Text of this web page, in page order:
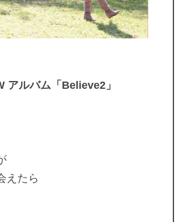
アルバム「Believe2」
えたら